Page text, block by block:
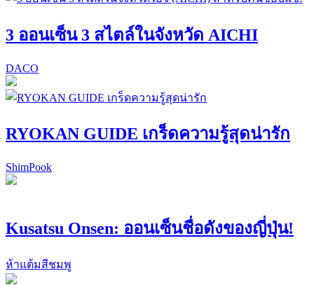
3 ออนเซ็น 3 สไตล์ในจังหวัด AICHI
DACO
RYOKAN GUIDE เกร็ดความรู้สุดน่ารัก
ShimPook
Kusatsu Onsen: ออนเซ็นชื่อดังของญี่ปุ่น!
ห้าแต้มสีชมพู